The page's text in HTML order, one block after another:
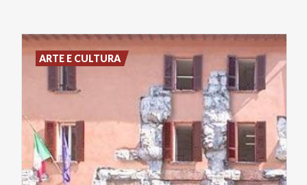
ARTE E CULTURA